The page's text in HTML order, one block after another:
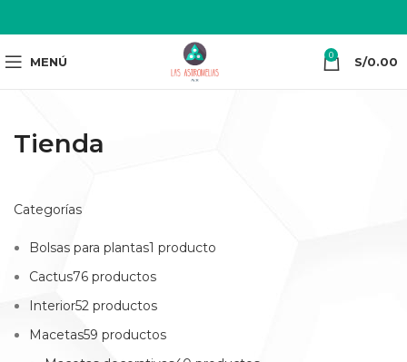
MENÚ 0 S/0.00
Tienda
Categorías
Bolsas para plantas1 producto
Cactus76 productos
Interior52 productos
Macetas59 productos